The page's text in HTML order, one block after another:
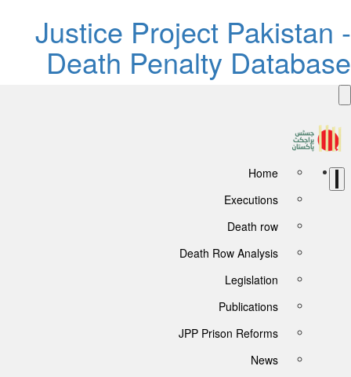
Justice Project
Death Penalty
Home
Executions
Death row
Death Row Analysis
Legislation
Publications
JPP Prison Reforms
News